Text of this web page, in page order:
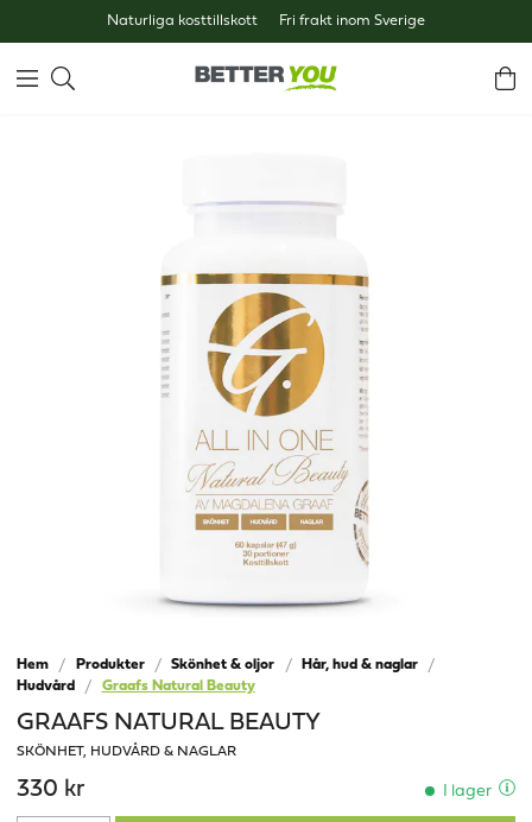
Naturliga kosttillskott Fri frakt inom Sverige
Hem Produkter Skönhet & oljor
Hår, hud & naglar
Hudvård
Graafs Natural Beauty
GRAAFS NATURAL BEAUTY
SKÖNHET, HUDVÅRD & NAGLAR
330 kr I lager